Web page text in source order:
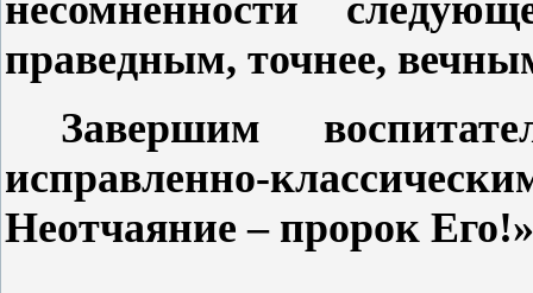
несомненности
праведным, точнее,
Завершим
исправленно-
Неотчаяние – пророк